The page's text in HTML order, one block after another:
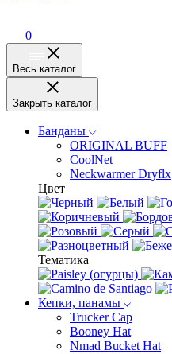
0
Весь каталог
Закрыть каталог
Банданы
ORIGINAL BUFF
CoolNet
Neckwarmer Dryflx
Цвет
Тематика
Кепки, панамы
Trucker Cap
Booney Hat
Nmad Bucket Hat